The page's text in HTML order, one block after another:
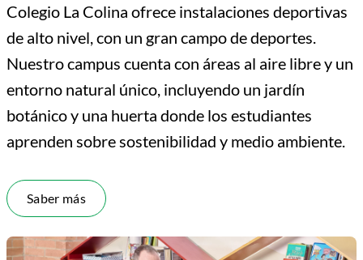
Colegio La Colina ofrece instalaciones deportivas
de alto nivel, con un gran campo de deportes.
Nuestro campus cuenta con áreas al aire libre y un
entorno natural único, incluyendo un jardín
botánico y una huerta donde los estudiantes
aprenden sobre sostenibilidad y medio ambiente.
Saber más